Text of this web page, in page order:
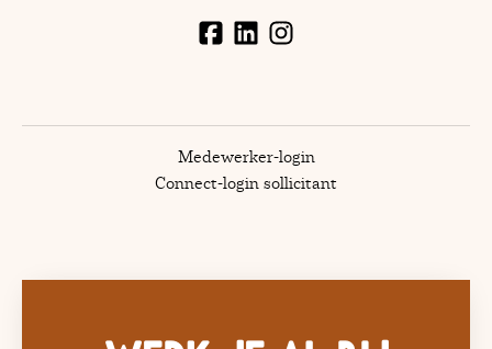
Medewerker-login
Connect-login sollicitant